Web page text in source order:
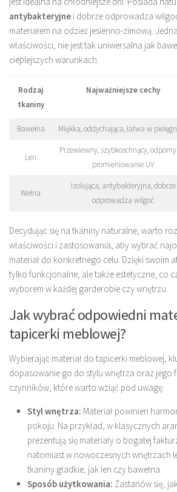
antybakteryjne i dobrze odprowadza
materiałem na odzież jesienno-zimową.
właściwości, nie jest tak uniwersalna jak
cieplejszych warunkach.
Rodzaj
tkaniny
Najważniejsze cechy
Bawełna Miękka, oddychająca, łatwa w
Len
Przewiewny, szybkoschnący,
promieniowanie UV
Wełna
Izolująca, antybakteryjna, dobrze
odprowadza wilgoć
Decydując się na tkaniny naturalne, warto
właściwości i zastosowania, aby wybrać
materiał do konkretnego celu. Dzięki swoim
tylko funkcjonalne, ale także estetyczne, co
wyborem w każdej garderobie czy wnętrzu.
Jak wybrać odpowiedni
tapicerki meblowej?
Wybierając materiał do tapicerki meblowej,
dopasowanie go do stylu wnętrza oraz jego
czynników, które warto wziąć pod uwagę:
Styl wnętrza: Materiał powinien
pokoju. Na przykład, w klasycznych
prezentują się materiały o bogatej
natomiast w nowoczesnych wnętrzach
tkaniny gładkie, jak len czy bawełna.
Sposób użytkowania: Zastanów się,